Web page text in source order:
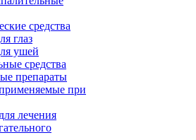
средства
глаз
ушей
средства
препараты
при
лечения